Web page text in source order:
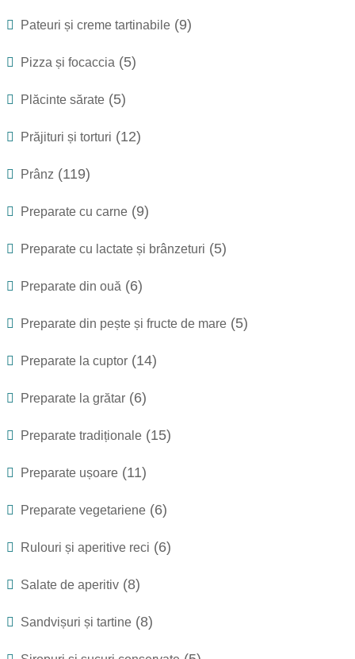
Pateuri și creme tartinabile (9)
Pizza și focaccia (5)
Plăcinte sărate (5)
Prăjituri și torturi (12)
Prânz (119)
Preparate cu carne (9)
Preparate cu lactate și brânzeturi (5)
Preparate din ouă (6)
Preparate din pește și fructe de mare (5)
Preparate la cuptor (14)
Preparate la grătar (6)
Preparate tradiționale (15)
Preparate ușoare (11)
Preparate vegetariene (6)
Rulouri și aperitive reci (6)
Salate de aperitiv (8)
Sandvișuri și tartine (8)